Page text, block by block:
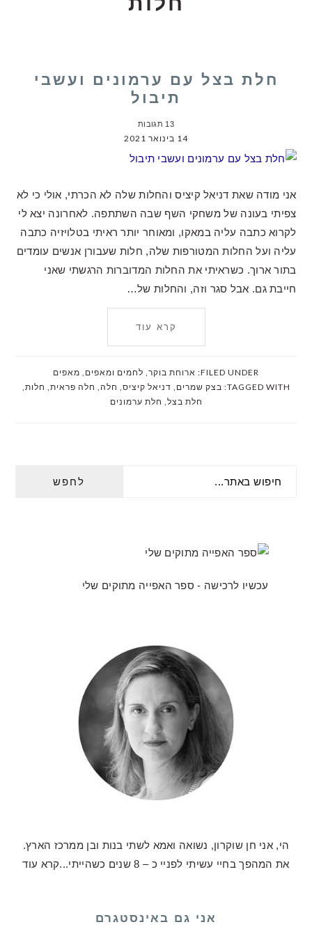
חלת בצל עם ערמונים ועשבי
תיבול
13 תגובות
14 בינואר 2021
אני מודה שאת דניאל קיציס והחלות שלה לא הכרתי, אולי כי לא
צפיתי בעונה של משחקי השף שבה השתתפה. לאחרונה יצא לי
לקרוא כתבה עליה במאקו, ומאוחר יותר ראיתי בטלויזיה כתבה
עליה ועל החלות המטורפות שלה, חלות שעבורן אנשים עומדים
בתור ארוך. כשראיתי את החלות המדוברות הרגשתי שאני
חייבת גם. אבל סגר וזה, והחלות של…
קרא עוד
FILED UNDER: ארוחת בוקר, לחמים ומאפים , מאפים
TAGGED WITH: בצק שמרים , דניאל קיציס, חלה, חלה פראית, חלות,
חלת בצל, חלת ערמונים
SIDEBAR
עכשיו לרכישה - ספר האפייה מתוקים שלי
הי, אני חן שוקרון, נשואה ואמא לשתי בנות ובן ממרכז הארץ.
את המהפך בחיי עשיתי לפניי כ – 8 שנים כשהייתי...
קרא עוד
אני גם באינסטגרם